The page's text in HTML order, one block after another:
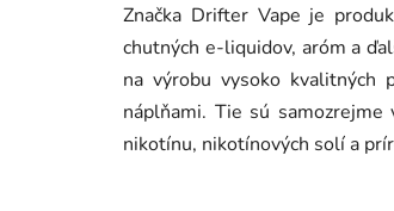
Značka Drifter Vape je
chutných e-liquidov, aróm a
na výrobu vysoko kvalitných
náplňami. Tie sú
nikotínu, nikotínových solí a